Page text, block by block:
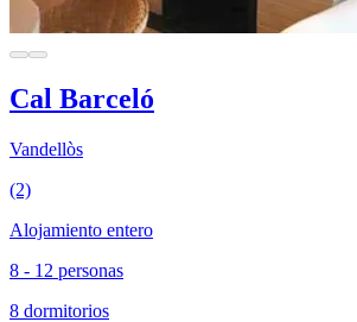
Cal Barceló
Vandellòs
(2)
Alojamiento entero
8 - 12 personas
8 dormitorios